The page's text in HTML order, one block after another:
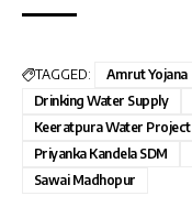
TAGGED: Amrut Yojana
Drinking Water Supply
Keeratpura Water Project
Priyanka Kandela SDM
Sawai Madhopur